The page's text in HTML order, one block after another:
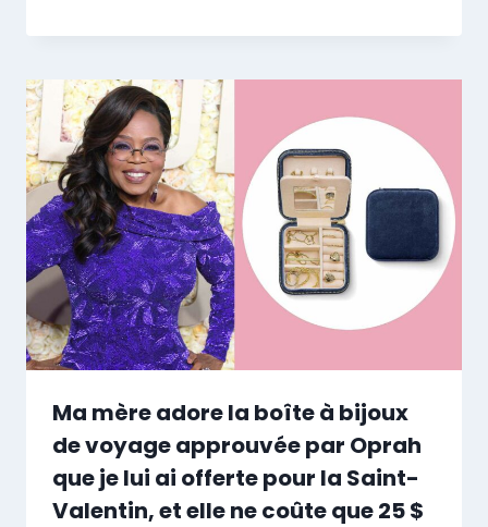
Ma mère adore la boîte à bijoux
de voyage approuvée par Oprah
que je lui ai offerte pour la Saint-
Valentin, et elle ne coûte que 25 $